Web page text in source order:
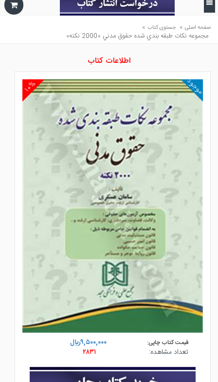
صفحه اصلی » جستوی کتاب »
مجموعه نكات طبقه بندي شده حقوق مدني «2000 نكته»
اطلاعات کتاب
۱۰% موجود
قیمت کتاب چاپی:
۹,۵۰۰,۰۰۰ريال
تعداد مشاهده:
۲۸۳۱